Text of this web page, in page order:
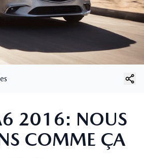
2016: NOUS
COMME ÇA